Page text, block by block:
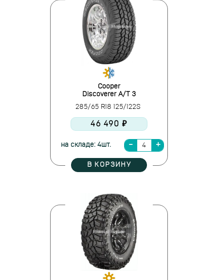
Cooper
Discoverer A/T 3
285/65 R18 125/122S
46 490 ₽
на складе: 4шт.
В КОРЗИНУ